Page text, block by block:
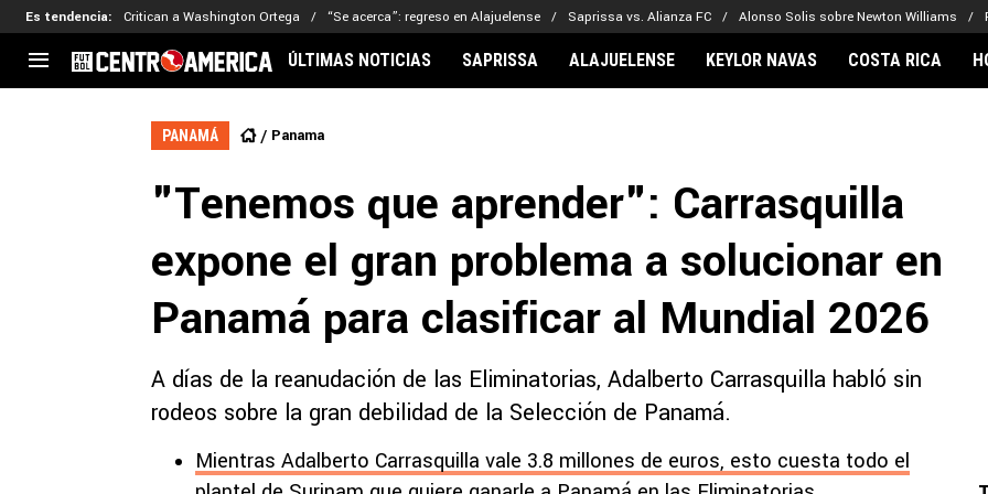
Es tendencia: Critican a Washington Ortega “Se acerca”: regreso en Alajuelense Saprissa vs. Alianza FC Alonso Solis sobre Newton Williams
CENTROAMÉRICA
El Salvador
CONCACAF
Liga de Naciones
Copa de Campeones
Copa Centroamericana
MLS
Kervin Arriaga
Adalberto Carrasquilla
Nathaniel Méndez-Laing
Alajuelense
Comunicaciones
Olimpia
Real Estelí
Noticias
Real Madrid
ÚLTIMAS NOTICIAS SAPRISSA ALAJUELENSE KEYLOR NAVAS COSTA RICA
PANAMÁ Panama
"Tenemos que aprender": Carrasquilla
expone el gran problema a solucionar en
Panamá para clasificar al Mundial 2026
A días de la reanudación de las Eliminatorias, Adalberto Carrasquilla habló sin
rodeos sobre la gran debilidad de la Selección de Panamá.
Mientras Adalberto Carrasquilla vale 3.8 millones de euros, esto cuesta todo el